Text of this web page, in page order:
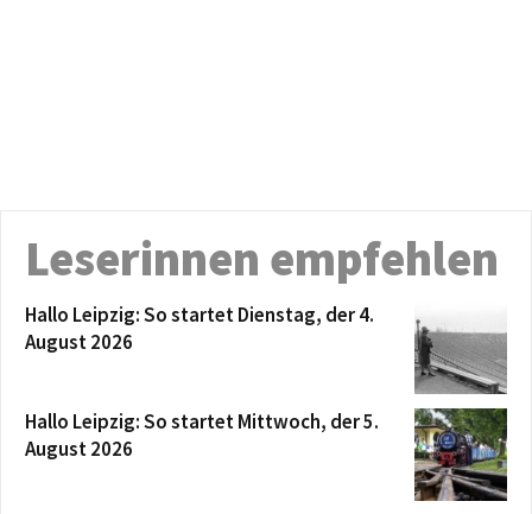
Leserinnen empfehlen
Hallo Leipzig: So startet Dienstag, der 4.
August 2026
Hallo Leipzig: So startet Mittwoch, der 5.
August 2026